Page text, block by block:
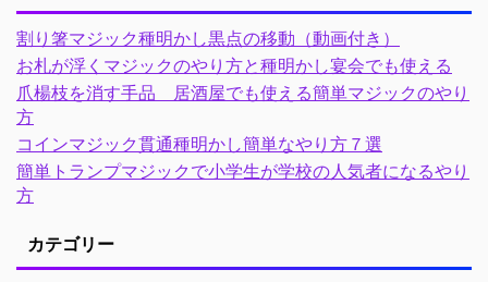
割り箸マジック種明かし黒点の移動（動画付き）
お札が浮くマジックのやり方と種明かし宴会でも使える
爪楊枝を消す手品 居酒屋でも使える簡単マジックのやり
方
コインマジック貫通種明かし簡単なやり方７選
簡単トランプマジックで小学生が学校の人気者になるやり
方
カテゴリー